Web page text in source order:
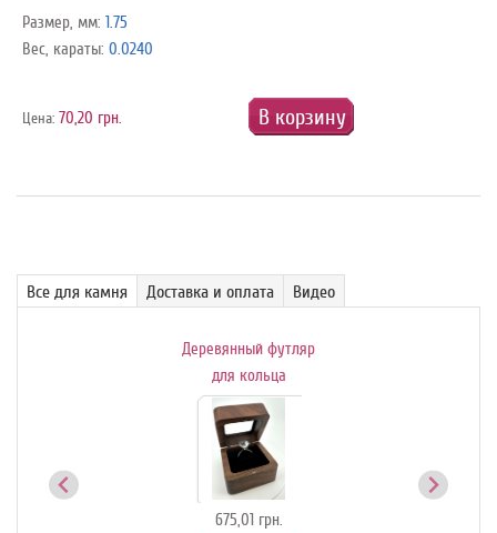
Размер, мм: 1.75
Вес, караты: 0.0240
В корзину
Цена: 70,20 грн.
Все для камня Доставка и оплата Видео
Деревянный футляр
для кольца
675,01 грн.